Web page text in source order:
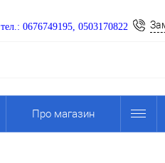
тел.: 0676749195, 0503170822
Про магазин